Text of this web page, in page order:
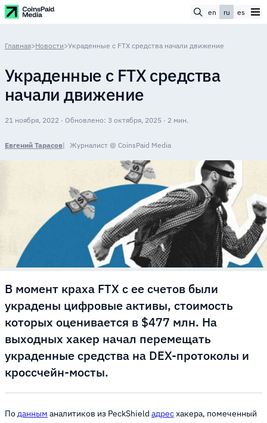
en ru es
Главная>Новости>Украденные с FTX средства начали движение
Украденные с FTX средства
начали движение
21 ноября, 2022 · Обновлено: 3 октября, 2025 · 2 мин.
Евгений Тарасов Журналист @ CoinsPaid Media
В момент краха FTX с ее счетов были
украдены цифровые активы, стоимость
которых оценивается в $477 млн. На
выходных хакер начал перемещать
украденные средства на DEX-протоколы и
кроссчейн-мосты.
Поданным аналитиков из PeckShield адресхакера, помеченный